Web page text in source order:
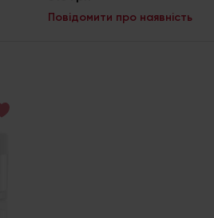
Повідомити про наявність